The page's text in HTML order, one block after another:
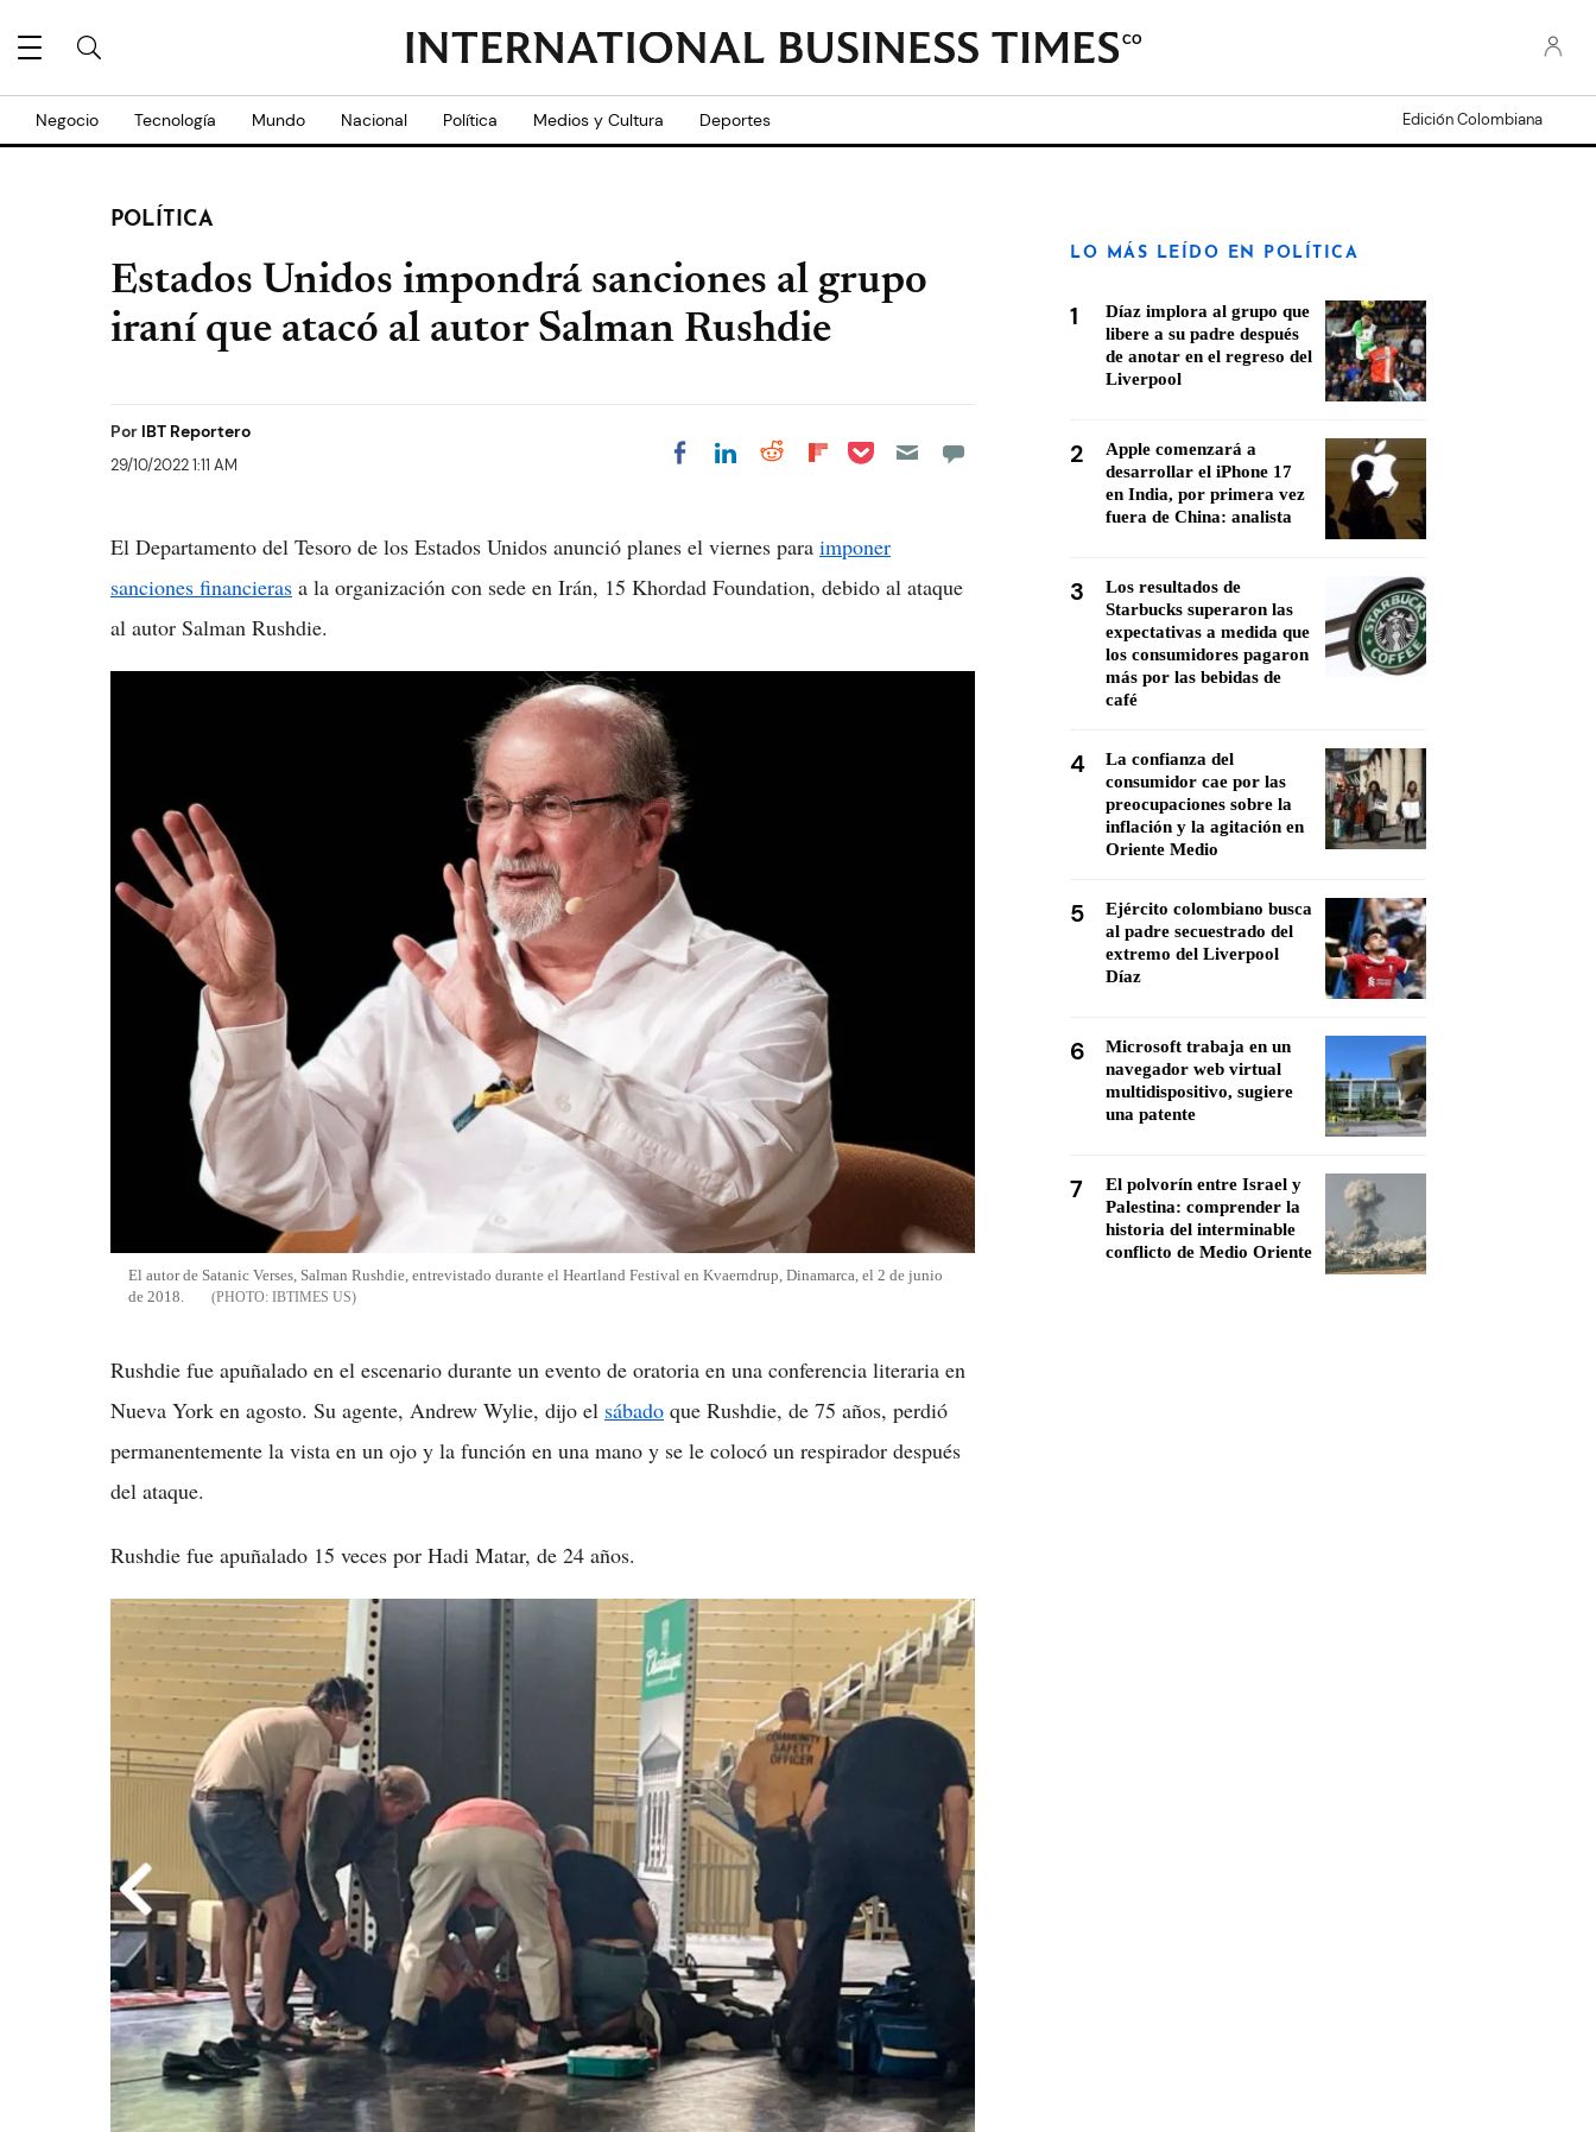
CO
Negocio Tecnología Mundo Nacional Política Medios y Cultura Deportes Edición Colombiana
POLÍTICA
Estados Unidos impondrá sanciones al grupo
iraní que atacó al autor Salman Rushdie
Por IBT Reportero
29/10/2022 1:11 AM Share on Facebook
Share on LinkedIn
Share on Reddit
Share on
Share on Pocket
El Departamento del Tesoro de los Estados Unidos anunció planes el viernes para imponer
sanciones financieras a la organización con sede en Irán, 15 Khordad Foundation, debido al ataque
al autor Salman Rushdie.
El autor de Satanic Verses, Salman Rushdie, entrevistado durante el Heartland Festival en Kvaerndrup, Dinamarca, el 2 de junio
de 2018.
IBTIMES US
Rushdie fue apuñalado en el escenario durante un evento de oratoria en una conferencia literaria en
Nueva York en agosto. Su agente, Andrew Wylie, dijo el sábado que Rushdie, de 75 años, perdió
permanentemente la vista en un ojo y la función en una mano y se le colocó un respirador después
del ataque.
Rushdie fue apuñalado 15 veces por Hadi Matar, de 24 años.
LO MÁS LEÍDO EN POLÍTICA
1
Díaz implora al grupo que
libere a su padre después
de anotar en el regreso del
Liverpool
2
Apple comenzará a
desarrollar el iPhone 17
en India, por primera vez
fuera de China: analista
3
Los resultados de
Starbucks superaron las
expectativas a medida que
los consumidores pagaron
más por las bebidas de
café
4
La confianza del
consumidor cae por las
preocupaciones sobre la
inflación y la agitación en
Oriente Medio
5
Ejército colombiano busca
al padre secuestrado del
extremo del Liverpool
Díaz
6
Microsoft trabaja en un
navegador web virtual
multidispositivo, sugiere
una patente
7
El polvorín entre Israel y
Palestina: comprender la
historia del interminable
conflicto de Medio Oriente